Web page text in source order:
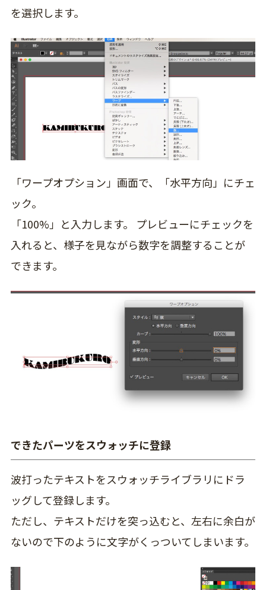
を選択します。
「ワープオプション」画面で、 「水平方向」 にチェ
ック。
「100%」と入力します。 プレビューにチェックを
入れると、様子を見ながら数字を調整することが
できます。
できたパーツをスウォッチに登録
波打ったテキストをスウォッチライブラリにドラ
ッグして登録します。
ただし、テキストだけを突っ込むと、左右に余白が
ないので下のように文字がくっついてしまいます。